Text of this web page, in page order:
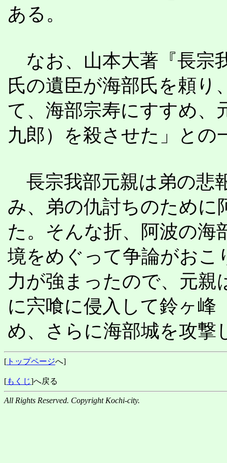
ある。
なお、山本大著『長宗
氏の遺臣が海部氏を頼り
て、海部宗寿にすすめ、
九郎）を殺させた」との
長宗我部元親は弟の悲
み、弟の仇討ちのために
た。そんな折、阿波の海
境をめぐって争論がおこ
力が強まったので、元親
に宍喰に侵入して鈴ヶ峰
め、さらに海部城を攻撃
[ トップページへ]
[もくじ]へ戻る
All Rights Reserved. Copyright Kochi-city.